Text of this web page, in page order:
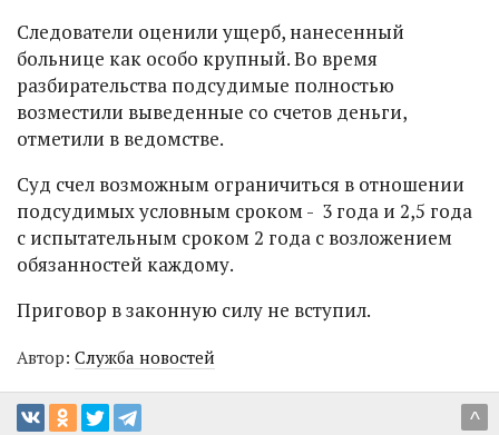
Следователи оценили ущерб, нанесенный
больнице как особо крупный. Во время
разбирательства подсудимые полностью
возместили выведенные со счетов деньги,
отметили в ведомстве.
Суд счел возможным ограничиться в отношении
подсудимых условным сроком - 3 года и 2,5 года
с испытательным сроком 2 года с возложением
обязанностей каждому.
Приговор в законную силу не вступил.
Автор: Служба новостей
^